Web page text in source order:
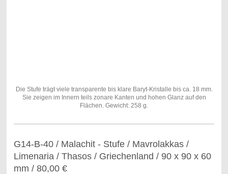
Die Stufe trägt viele transparente bis klare Baryt-Kristalle bis ca. 18 mm.
Sie zeigen im Innern teils zonare Kanten und hohen Glanz auf den
Flächen. Gewicht: 258 g.
G14-B-40 / Malachit - Stufe / Mavrolakkas /
Limenaria / Thasos / Griechenland / 90 x 90 x 60
mm / 80,00 €